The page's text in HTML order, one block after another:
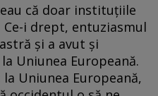
că doar instituţiile
i drept, entuziasmul
şi a avut şi
Uniunea Europeană.
Uniunea Europeană,